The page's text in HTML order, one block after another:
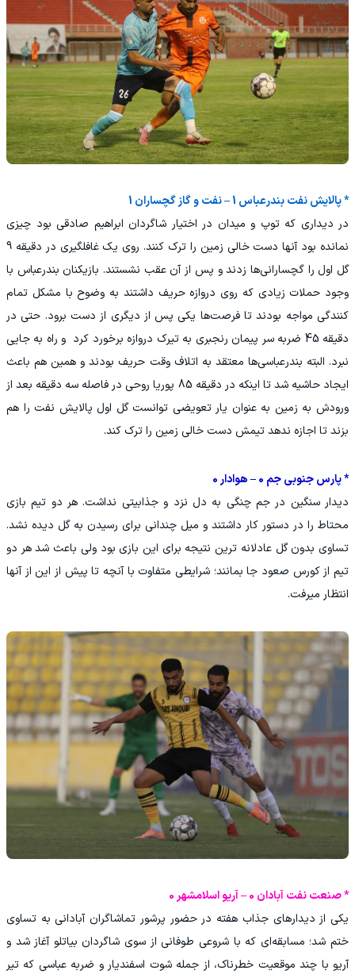
* پالایش نفت بندرعباس 1 – نفت و گاز گچساران 1
در دیداری که توپ و میدان در اختیار شاگردان ابراهیم صادقی بود چیزی
نمانده بود آنها دست خالی زمین را ترک کنند. روی یک غافلگیری در دقیقه 9
گل اول را گچسارانی‌ها زدند و پس از آن عقب نشستند. بازیکنان بندرعباس با
وجود حملات زیادی که روی دروازه حریف داشتند به وضوح با مشکل تمام
کنندگی مواجه بودند تا فرصت‌ها یکی پس از دیگری از دست برود. حتی در
دقیقه 45 ضربه سر پیمان رنجبری به تیرک دروازه برخورد کرد و راه به جایی
نبرد. البته بندرعباسی‌ها معتقد به اتلاف وقت حریف بودند و همین هم باعث
ایجاد حاشیه شد تا اینکه در دقیقه 85 پوریا روحی در فاصله سه دقیقه بعد از
ورودش به زمین به عنوان یار تعویضی توانست گل اول پالایش نفت را هم
بزند تا اجازه ندهد تیمش دست خالی زمین را ترک کند.
* پارس جنوبی جم 0 – هوادار 0
دیدار سنگین در جم چنگی به دل نزد و جذابیتی نداشت. هر دو تیم بازی
محتاط را در دستور کار داشتند و میل چندانی برای رسیدن به گل دیده نشد.
تساوی بدون گل عادلانه ترین نتیجه برای این بازی بود ولی باعث شد هر دو
تیم از کورس صعود جا بمانند؛ شرایطی متفاوت با آنچه تا پیش از این از آنها
انتظار میرفت.
* صنعت نفت آبادان 0 – آریو اسلامشهر 0
یکی از دیدارهای جذاب هفته در حضور پرشور تماشاگران آبادانی به تساوی
ختم شد؛ مسابقه‌ای که با شروعی طوفانی از سوی شاگردان بیاتلو آغاز شد و
آریو با چند موقعیت خطرناک، از جمله شوت اسفندیار و ضربه عباسی که تیر